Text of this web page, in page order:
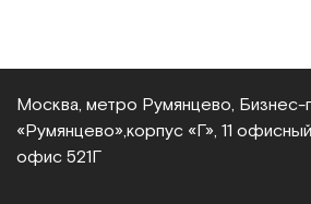
Москва, метро Румянцево,
«Румянцево», корпус «Г», 11
офис 521Г